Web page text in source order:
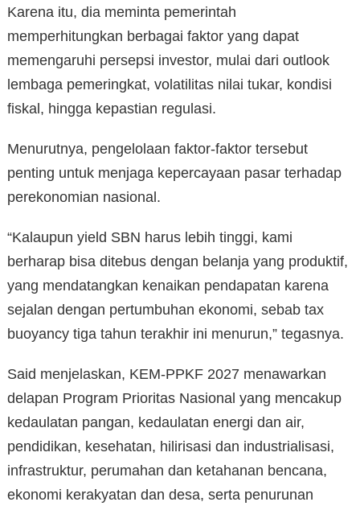
Karena itu, dia meminta pemerintah
memperhitungkan berbagai faktor yang dapat
memengaruhi persepsi investor, mulai dari outlook
lembaga pemeringkat, volatilitas nilai tukar, kondisi
fiskal, hingga kepastian regulasi.
Menurutnya, pengelolaan faktor-faktor tersebut
penting untuk menjaga kepercayaan pasar terhadap
perekonomian nasional.
“Kalaupun yield SBN harus lebih tinggi, kami
berharap bisa ditebus dengan belanja yang produktif,
yang mendatangkan kenaikan pendapatan karena
sejalan dengan pertumbuhan ekonomi, sebab tax
buoyancy tiga tahun terakhir ini menurun,” tegasnya.
Said menjelaskan, KEM-PPKF 2027 menawarkan
delapan Program Prioritas Nasional yang mencakup
kedaulatan pangan, kedaulatan energi dan air,
pendidikan, kesehatan, hilirisasi dan industrialisasi,
infrastruktur, perumahan dan ketahanan bencana,
ekonomi kerakyatan dan desa, serta penurunan